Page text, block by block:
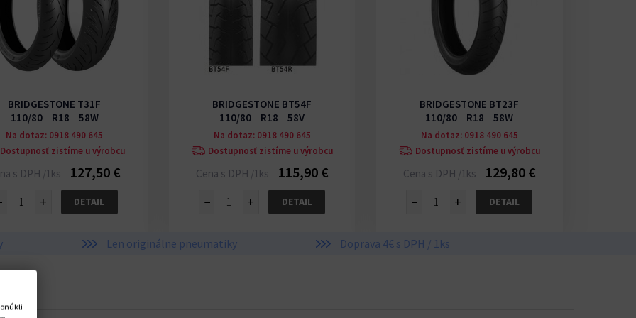
BRIDGESTONE T31F
110/80 R18 58W
Na dotaz: 0918 490 645
Dostupnosť zistíme u výrobcu
s DPH /1ks 127,50 €
+ DETAIL
BRIDGESTONE BT54F
110/80 R18 58V
Na dotaz: 0918 490 645
Dostupnosť zistíme u výrobcu
Cena s DPH /1ks 115,90 €
− + DETAIL
BRIDGESTONE BT23F
110/80 R18 58W
Na dotaz: 0918 490 645
Dostupnosť zistíme u výrobcu
Cena s DPH /1ks 129,80 €
− + DETAIL
Len originálne pneumatiky Doprava 4€ s DPH / 1ks